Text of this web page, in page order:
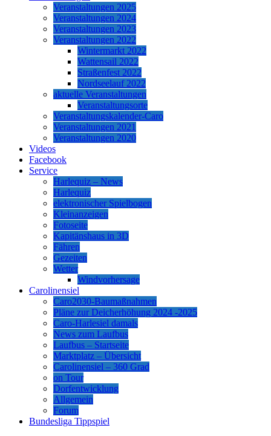
Veranstaltungen 2025
Veranstaltungen 2024
Veranstaltungen 2023
Veranstaltungen 2022
Wintermarkt 2022
Wattensail 2022
Straßenfest 2022
Nordseelauf 2022
aktuelle Veranstaltungen
Veranstaltungsorte
Veranstaltungskalender-Caro
Veranstaltungen 2021
Veranstaltungen 2020
Videos
Facebook
Service
Harlequiz – News
Harlequiz
elektronischer Spielbogen
Kleinanzeigen
Fotoseite
Kapitänshaus in 3D
Fähren
Gezeiten
Wetter
Windvorhersage
Carolinensiel
Caro2030-Baumaßnahmen
Pläne zur Deicherhöhung 2024 -2025
Caro-Harlesiel damals
News zum Laufbus
Laufbus – Startseite
Marktplatz – Übersicht
Carolinensiel – 360 Grad
on Tour
Dorfentwicklung
Allgemein
Forum
Bundesliga Tippspiel